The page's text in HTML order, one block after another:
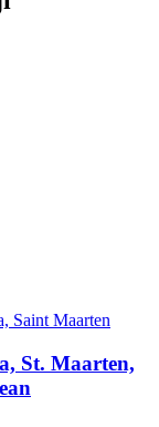
Saint Maarten
St. Maarten,